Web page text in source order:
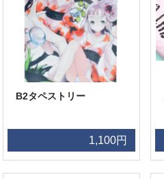
B2タペストリー
1,100円